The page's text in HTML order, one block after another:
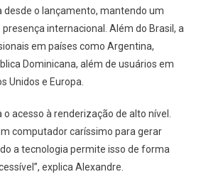
o lançamento, mantendo um
internacional. Além do Brasil, a
em países como Argentina,
Dominicana, além de usuários em
Unidos e Europa.
acesso à renderização de alto nível.
computador caríssimo para gerar
a tecnologia permite isso de forma
explica Alexandre.